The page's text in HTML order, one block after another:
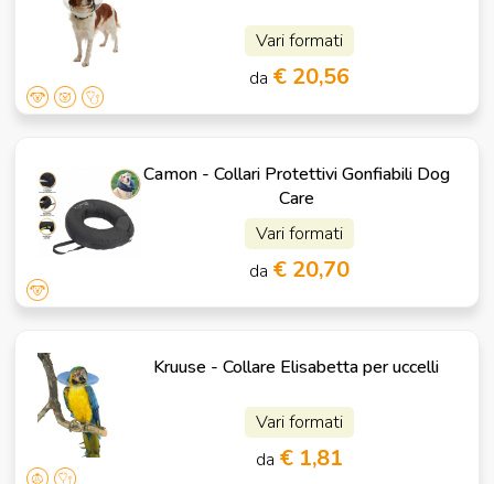
Vari formati
da € 20,56
Camon - Collari Protettivi Gonfiabili Dog
Care
Vari formati
da € 20,70
Kruuse - Collare Elisabetta per uccelli
Vari formati
da € 1,81